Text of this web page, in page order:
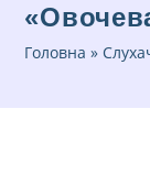
Головна »